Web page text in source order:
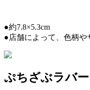
●約7.8×5.3cm
●店舗によって、色柄や
ぷちざぶラバ